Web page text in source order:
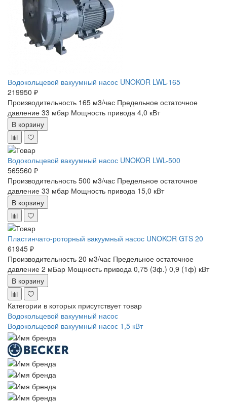
Водокольцевой вакуумный насос UNOKOR LWL-165
219950 ₽
Производительность 165 м3/час Предельное остаточное
давление 33 мбар Мощность привода 4,0 кВт
В корзину
Водокольцевой вакуумный насос UNOKOR LWL-500
565560 ₽
Производительность 500 м3/час Предельное остаточное
давление 33 мбар Мощность привода 15,0 кВт
В корзину
Пластинчато-роторный вакуумный насос UNOKOR GTS 20
61945 ₽
Производительность 20 м3/час Предельное остаточное
давление 2 мБар Мощность привода 0,75 (3ф.) 0,9 (1ф) кВт
В корзину
Категории в которых присутствует товар
Водокольцевой вакуумный насос
Водокольцевой вакуумный насос 1,5 кВт